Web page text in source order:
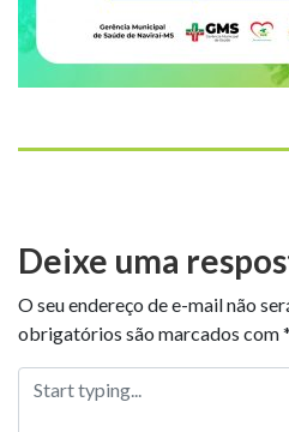
Deixe uma
O seu endereço de e-mail não
obrigatórios são marcados com*